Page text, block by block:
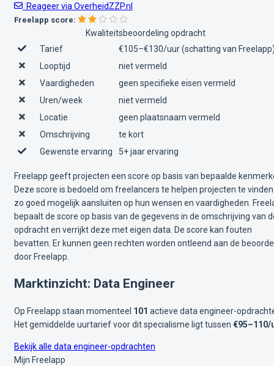
Reageer via OverheidZZP.nl
Freelapp score:
Kwaliteitsbeoordeling opdracht
Tarief
€105–€130/uur (schatting van
Looptijd
niet vermeld
Vaardigheden
geen specifieke eisen vermeld
Uren/week
niet vermeld
Locatie
geen plaatsnaam vermeld
Omschrijving
te kort
Gewenste ervaring
5+ jaar ervaring
Freelapp geeft projecten een score op basis van bepaalde
Deze score is bedoeld om freelancers te helpen projecten te
zo goed mogelijk aansluiten op hun wensen en vaardigheden.
bepaalt de score op basis van de gegevens in de omschrijving van
opdracht en verrijkt deze met eigen data. De score kan fouten
bevatten. Er kunnen geen rechten worden ontleend aan de
door Freelapp.
Marktinzicht: Data Engineer
Op Freelapp staan momenteel 101 actieve data engineer-
Het gemiddelde uurtarief voor dit specialisme ligt tussen €95–110/
Bekijk alle data engineer-opdrachten
Mijn Freelapp